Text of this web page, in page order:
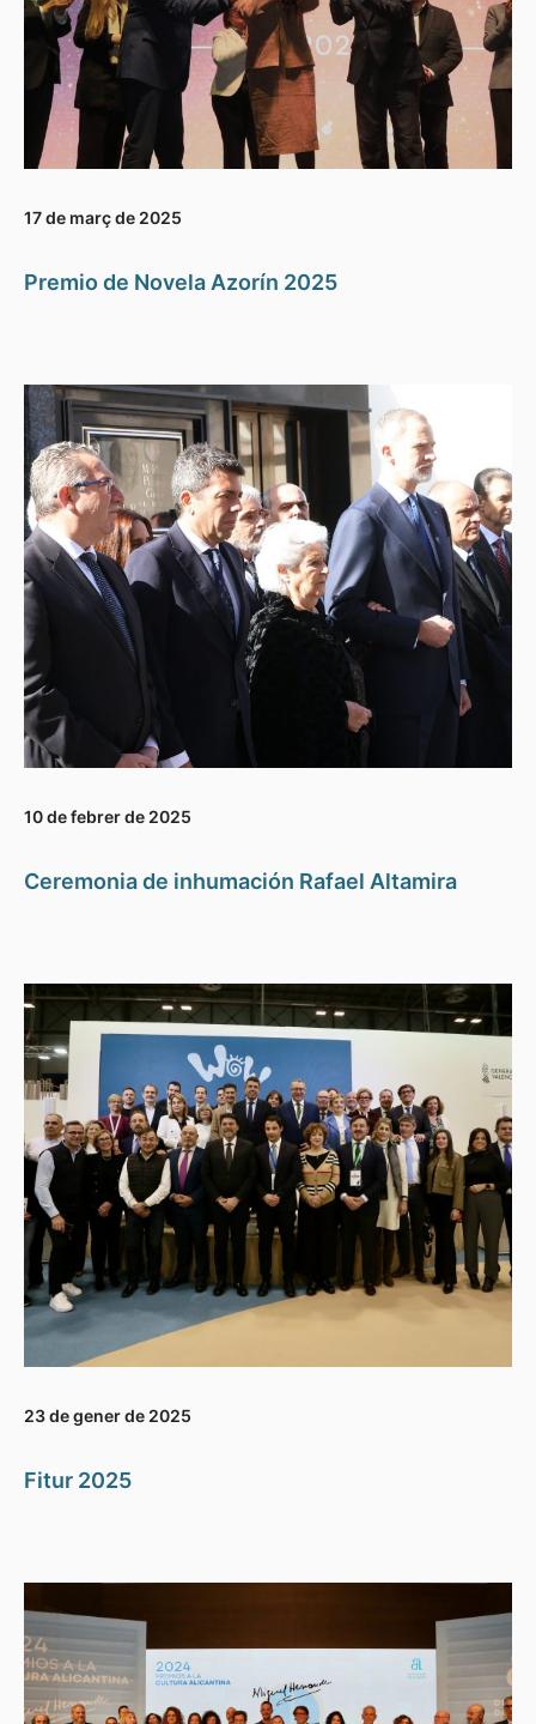
17 de març de 2025
Premio de Novela Azorín 2025
10 de febrer de 2025
Ceremonia de inhumación Rafael Altamira
23 de gener de 2025
Fitur 2025